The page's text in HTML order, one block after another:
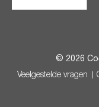
© 2026
Veelgestelde vragen